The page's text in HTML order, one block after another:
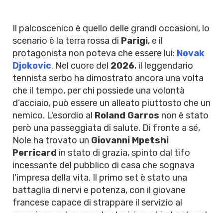
Il palcoscenico è quello delle grandi occasioni, lo
scenario è la terra rossa di Parigi, e il
protagonista non poteva che essere lui: Novak
Djokovic. Nel cuore del 2026, il leggendario
tennista serbo ha dimostrato ancora una volta
che il tempo, per chi possiede una volontà
d’acciaio, può essere un alleato piuttosto che un
nemico. L'esordio al Roland Garros non è stato
però una passeggiata di salute. Di fronte a sé,
Nole ha trovato un Giovanni Mpetshi
Perricard in stato di grazia, spinto dal tifo
incessante del pubblico di casa che sognava
l'impresa della vita. Il primo set è stato una
battaglia di nervi e potenza, con il giovane
francese capace di strappare il servizio al